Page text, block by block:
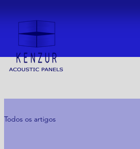
Todos os artigos